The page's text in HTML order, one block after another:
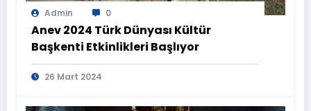
Admin 0
Anev 2024 Türk Dünyası Kültür
Başkenti Etkinlikleri Başlıyor
26 Mart 2024